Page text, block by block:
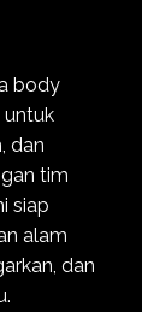
body
untuk
dan
tim
siap
alam
dan